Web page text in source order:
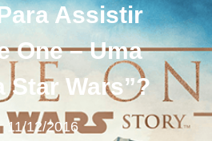
Assistir
One – Uma
Star Wars”?
11/12/2016